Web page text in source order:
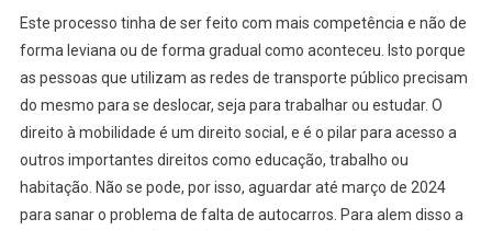
Este processo tinha de ser feito com mais competência e não de
forma leviana ou de forma gradual como aconteceu. Isto porque
as pessoas que utilizam as redes de transporte público precisam
do mesmo para se deslocar, seja para trabalhar ou estudar. O
direito à mobilidade é um direito social, e é o pilar para acesso a
outros importantes direitos como educação, trabalho ou
habitação. Não se pode, por isso, aguardar até março de 2024
para sanar o problema de falta de autocarros. Para alem disso a